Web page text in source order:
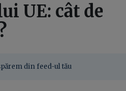
UE: cât de
din feed-ul tău